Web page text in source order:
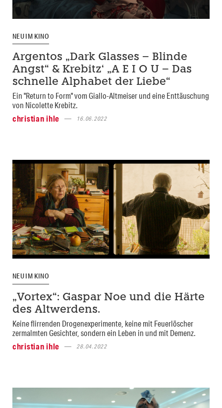
NEU IM KINO
Argentos „Dark Glasses – Blinde
Angst“ & Krebitz‘ „A E I O U – Das
schnelle Alphabet der Liebe“
Ein "Return to Form" vom Giallo-Altmeiser und eine Enttäuschung
von Nicolette Krebitz.
christian ihle
16.06.2022
NEU IM KINO
„Vortex“: Gaspar Noe und die Härte
des Altwerdens.
Keine flirrenden Drogenexperimente, keine mit Feuerlöscher
zermalmten Gesichter, sondern ein Leben in und mit Demenz.
christian ihle
28.04.2022